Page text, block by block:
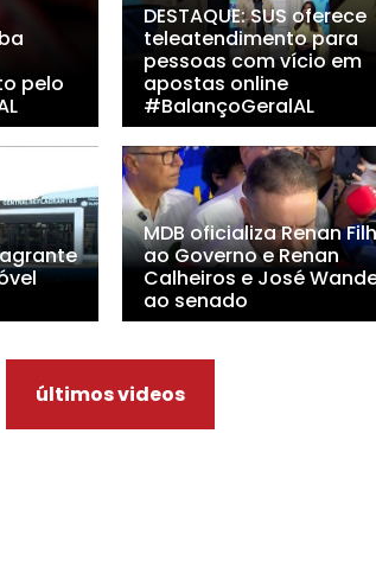
pelo
DESTAQUE: SUS oferece
teleatendimento para
pessoas com vício em
apostas online
#BalançoGeralAL
MDB oficializa Renan
ao Governo e Renan
Calheiros e José
ao senado
últimos videos